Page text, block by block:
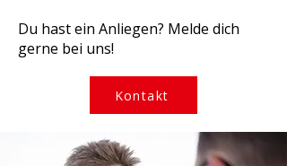
Du hast ein Anliegen? Melde dich
gerne bei uns!
Kontakt